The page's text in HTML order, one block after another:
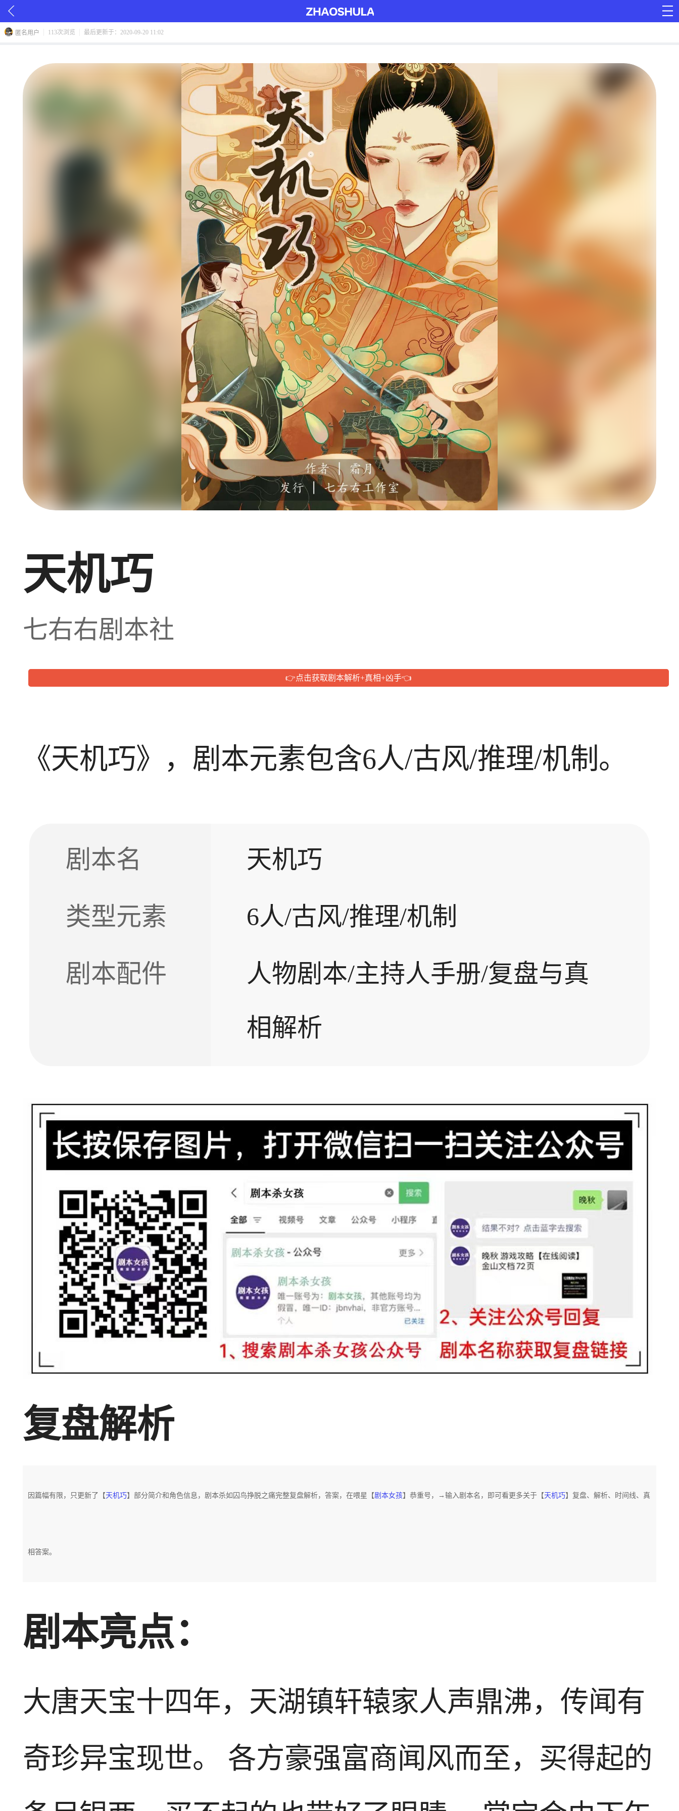
匿名用户 113次浏览 最后更新于：2020-09-20 11:02
天机巧
七右右剧本社
👉点击获取剧本解析+真相+凶手👈
《天机巧》，剧本元素包含6人/古风/推理/机制。
剧本名 天机巧
类型元素 6人/古风/推理/机制
剧本配件
人物剧本/主持人手册/复盘与真
相解析
复盘解析
因篇幅有限，只更新了【天机巧】部分简介和角色信息，剧本杀如囚鸟挣脱之痛完整复盘解析，答案，在喂星【剧本女孩】恭重号，→输入剧本名，即可看更多关于【天机巧】复盘、解析、时间线、真
相答案。
剧本亮点：
大唐天宝十四年，天湖镇轩辕家人声鼎沸，传闻有
奇珍异宝现世。 各方豪强富商闻风而至，买得起的